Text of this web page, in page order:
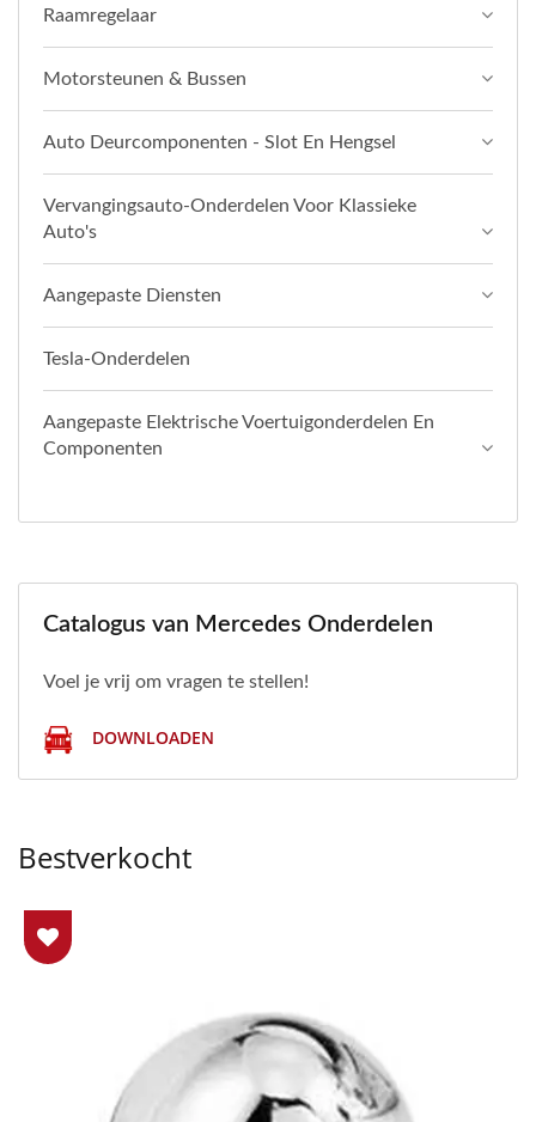
Raamregelaar
Motorsteunen & Bussen
Auto Deurcomponenten - Slot En Hengsel
Vervangingsauto-Onderdelen Voor Klassieke
Auto's
Aangepaste Diensten
Tesla-Onderdelen
Aangepaste Elektrische Voertuigonderdelen En
Componenten
Catalogus van Mercedes Onderdelen
Voel je vrij om vragen te stellen!
DOWNLOADEN
Bestverkocht